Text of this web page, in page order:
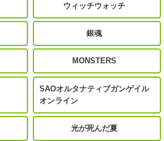
ウィッチウォッチ
銀魂
MONSTERS
SAOオルタナティブガンゲイル
オンライン
光が死んだ夏